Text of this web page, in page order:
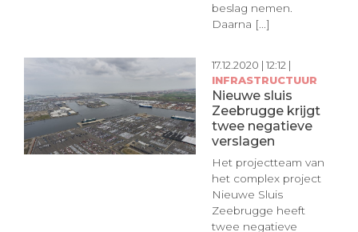
beslag nemen.
Daarna [...]
17.12.2020 | 12:12 |
INFRASTRUCTUUR
Nieuwe sluis
Zeebrugge krijgt
twee negatieve
verslagen
Het projectteam van
het complex project
Nieuwe Sluis
Zeebrugge heeft
twee negatieve